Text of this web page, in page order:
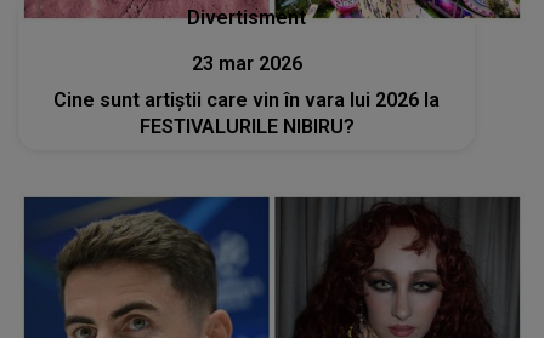
Divertisment
23 mar 2026
Cine sunt artiștii care vin în vara lui 2026 la
FESTIVALURILE NIBIRU?